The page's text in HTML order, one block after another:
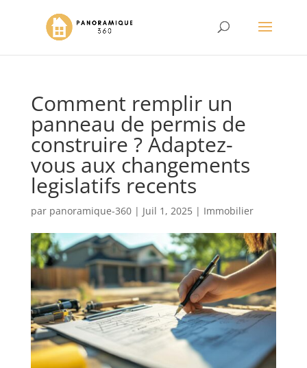
Comment remplir un
panneau de permis de
construire ? Adaptez-
vous aux changements
legislatifs recents
par panoramique-360| Juil 1, 2025| Immobilier